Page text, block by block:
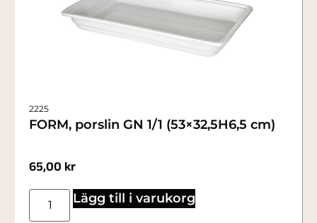
2225
FORM, porslin GN 1/1 (53×32,5H6,5 cm)
65,00 kr
Lägg till i varukorg